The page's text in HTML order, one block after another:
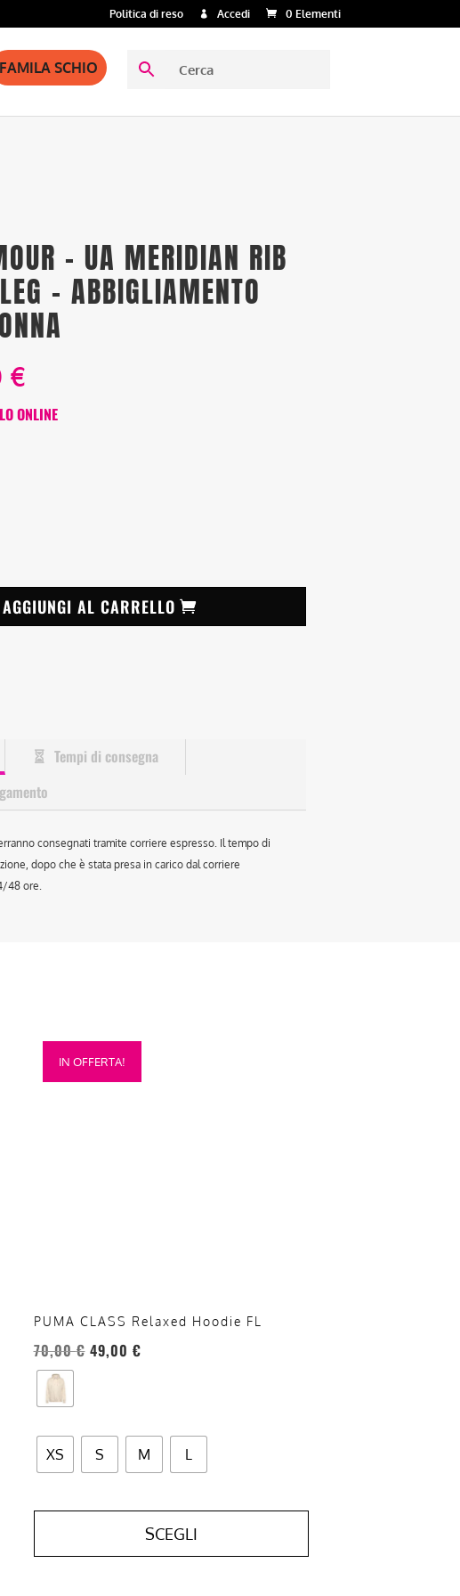
Politica di reso Accedi 0 Elementi
FAMILA SCHIO
– UA MERIDIAN RIB
– ABBIGLIAMENTO
€
ONLINE
AGGIUNGI AL CARRELLO
Tempi di consegna
consegnati tramite corriere espresso. Il tempo di
dopo che è stata presa in carico dal corriere
48 ore.
IN OFFERTA!
PUMA CLASS Relaxed Hoodie FL
70,00€ 49,00 €
XS S M L
SCEGLI
Questo
prodotto
del
prodotto